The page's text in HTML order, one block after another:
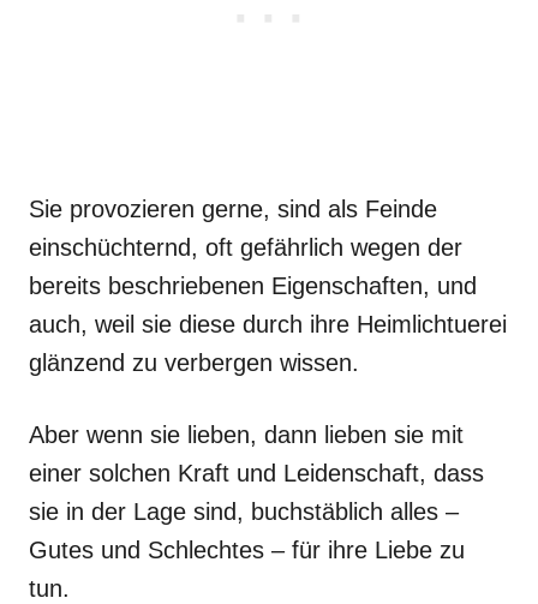
Sie provozieren gerne, sind als Feinde
einschüchternd, oft gefährlich wegen der
bereits beschriebenen Eigenschaften, und
auch, weil sie diese durch ihre Heimlichtuerei
glänzend zu verbergen wissen.
Aber wenn sie lieben, dann lieben sie mit
einer solchen Kraft und Leidenschaft, dass
sie in der Lage sind, buchstäblich alles –
Gutes und Schlechtes – für ihre Liebe zu
tun.